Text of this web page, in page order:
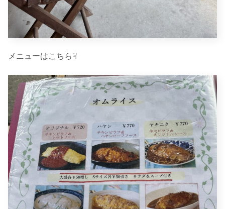
メニューはこちら☟